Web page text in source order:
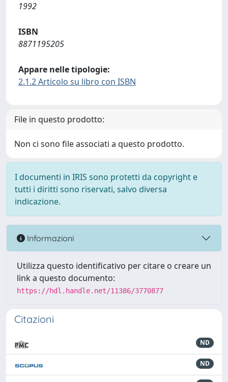
1992
ISBN
8871195205
Appare nelle tipologie:
2.1.2 Articolo su libro con ISBN
File in questo prodotto:
Non ci sono file associati a questo prodotto.
I documenti in IRIS sono protetti da copyright e
tutti i diritti sono riservati, salvo diversa
indicazione.
Informazioni
Utilizza questo identificativo per citare o creare un
link a questo documento:
https://hdl.handle.net/11386/3770877
Citazioni
ND
ND